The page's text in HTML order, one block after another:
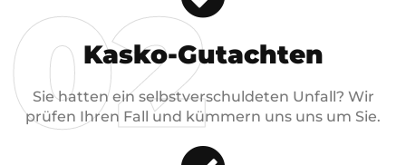
02
Kasko-Gutachten
Sie hatten ein selbstverschuldeten Unfall? Wir
prüfen Ihren Fall und kümmern uns uns um Sie.